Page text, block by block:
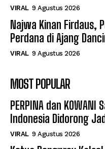
VIRAL 9 Agustus 2026
Najwa Kinan Firdaus,
Perdana di Ajang
VIRAL 9 Agustus 2026
MOST POPULAR
PERPINA dan
Indonesia Didorong
VIRAL 9 Agustus 2026